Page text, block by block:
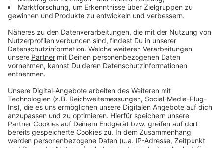
Leverkusener Kliniken: Probleme mit aggressiven
Patienten
Leverkusener CaLevornia feiert 25. Geburtstag
Anzeige